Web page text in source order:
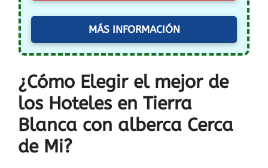
MÁS INFORMACIÓN
¿Cómo Elegir el mejor de
los Hoteles en Tierra
Blanca con alberca Cerca
de Mi?